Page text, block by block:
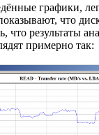
графики,
что
что результаты
примерно так: